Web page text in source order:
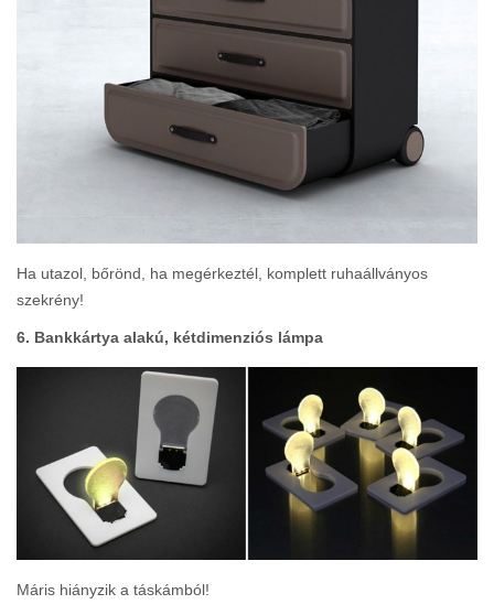
Ha utazol, bőrönd, ha megérkeztél, komplett ruhaállványos
szekrény!
6. Bankkártya alakú, kétdimenziós lámpa
Máris hiányzik a táskámból!